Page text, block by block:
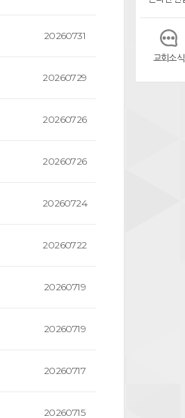
교회소식
20260731
20260729
20260726
20260726
20260724
20260722
20260719
20260719
20260717
20260715